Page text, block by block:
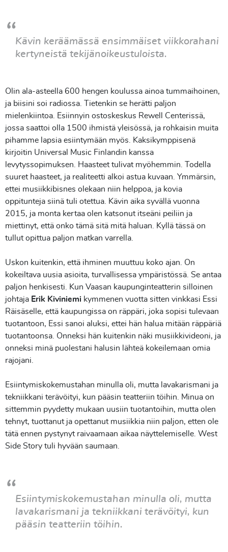
Kävin keräämässä ensimmäiset viikkorahani
kertyneistä tekijänoikeustuloista.
Olin ala-asteella 600 hengen koulussa ainoa tummaihoinen,
ja biisini soi radiossa. Tietenkin se herätti paljon
mielenkiintoa. Esiinnyin ostoskeskus Rewell Centerissä,
jossa saattoi olla 1500 ihmistä yleisössä, ja rohkaisin muita
pihamme lapsia esiintymään myös. Kaksikymppisenä
kirjoitin Universal Music Finlandin kanssa
levytyssopimuksen. Haasteet tulivat myöhemmin. Todella
suuret haasteet, ja realiteetti alkoi astua kuvaan. Ymmärsin,
ettei musiikkibisnes olekaan niin helppoa, ja kovia
oppitunteja siinä tuli otettua. Kävin aika syvällä vuonna
2015, ja monta kertaa olen katsonut itseäni peiliin ja
miettinyt, että onko tämä sitä mitä haluan. Kyllä tässä on
tullut opittua paljon matkan varrella.
Uskon kuitenkin, että ihminen muuttuu koko ajan. On
kokeiltava uusia asioita, turvallisessa ympäristössä. Se antaa
paljon henkisesti. Kun Vaasan kaupunginteatterin silloinen
johtaja Erik Kiviniemi kymmenen vuotta sitten vinkkasi Essi
Räisäselle, että kaupungissa on räppäri, joka sopisi tulevaan
tuotantoon, Essi sanoi aluksi, ettei hän halua mitään räppäriä
tuotantoonsa. Onneksi hän kuitenkin näki musiikkivideoni, ja
onneksi minä puolestani halusin lähteä kokeilemaan omia
rajojani.
Esiintymiskokemustahan minulla oli, mutta lavakarismani ja
tekniikkani terävöityi, kun pääsin teatteriin töihin. Minua on
sittemmin pyydetty mukaan uusiin tuotantoihin, mutta olen
tehnyt, tuottanut ja opettanut musiikkia niin paljon, etten ole
tätä ennen pystynyt raivaamaan aikaa näyttelemiselle. West
Side Story tuli hyvään saumaan.
Esiintymiskokemustahan minulla oli, mutta
lavakarismani ja tekniikkani terävöityi, kun
pääsin teatteriin töihin.